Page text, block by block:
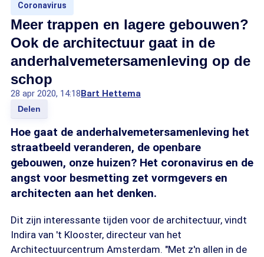
Coronavirus
Meer trappen en lagere gebouwen?
Ook de architectuur gaat in de
anderhalvemetersamenleving op de
schop
28 apr 2020, 14:18Bart Hettema
Delen
Hoe gaat de anderhalvemetersamenleving het
straatbeeld veranderen, de openbare
gebouwen, onze huizen? Het coronavirus en de
angst voor besmetting zet vormgevers en
architecten aan het denken.
Dit zijn interessante tijden voor de architectuur, vindt
Indira van 't Klooster, directeur van het
Architectuurcentrum Amsterdam. "Met z'n allen in de